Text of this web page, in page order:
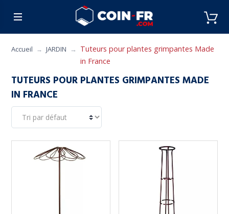
CUISINE MOBILIER
Accueil JARDIN
Tuteurs pour plantes grimpantes Made
in France
TUTEURS POUR PLANTES GRIMPANTES MADE
IN FRANCE